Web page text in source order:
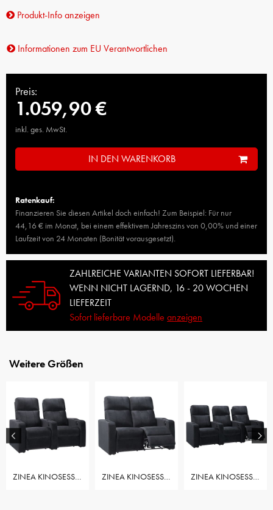
Produkt-Info anzeigen
Informationen zum EU Verantwortlichen
Preis:
1.059,90 €
inkl. ges. MwSt.
IN DEN WARENKORB
Ratenkauf:
Finanzieren Sie diesen Artikel doch einfach! Zum Beispiel: Für nur
44,16 € im Monat, bei einem effektivem Jahreszins von 0,00% und einer
Laufzeit von 24 Monaten (Bonität vorausgesetzt).
ZAHLREICHE VARIANTEN SOFORT LIEFERBAR!
WENN NICHT LAGERND, 16 - 20 WOCHEN
LIEFERZEIT
Sofort lieferbare Modelleanzeigen
Weitere Größen
ZINEA KINOSESSEL BASELINE TWO STOFF - 2 SITZER ZINEA KINOSESSEL BASELINE TWO STOFF - 2 SITZER LOVESEAT ZINEA KINOSESSEL BASELINE TWO STOFF - 3 SITZER